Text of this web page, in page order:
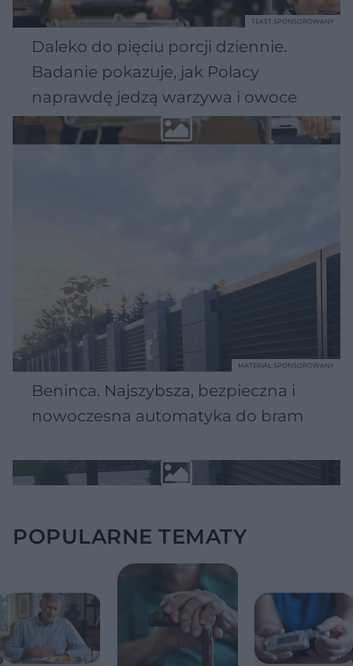
Daleko do pięciu porcji dziennie.
Badanie pokazuje, jak Polacy
naprawdę jedzą warzywa i owoce
TEKST SPONSOROWANY
Beninca. Najszybsza, bezpieczna i
nowoczesna automatyka do bram
MATERIAŁ SPONSOROWANY
POPULARNE TEMATY